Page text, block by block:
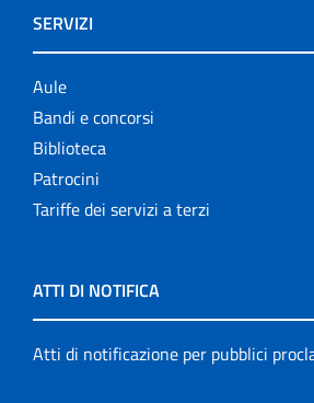
SERVIZI
Aule
Bandi e concorsi
Biblioteca
Patrocini
Tariffe dei servizi a terzi
ATTI DI NOTIFICA
Atti di notificazione per pubblici